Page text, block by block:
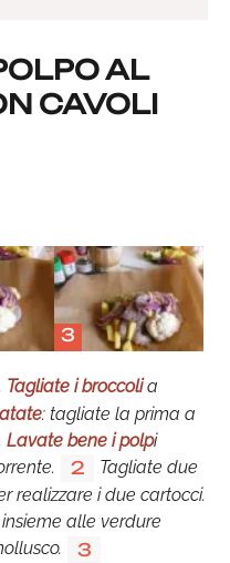
AL
CAVOLI
3
Tagliate i broccolia
: tagliate la prima a
Lavate bene i polpi
2
Tagliate due
realizzare i due cartocci.
alle verdure
3